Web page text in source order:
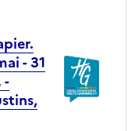
- 31
-